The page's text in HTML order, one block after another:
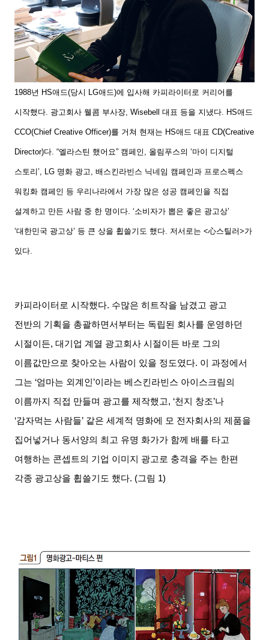
1988년 HS애드(당시 LG애드)에 입사해 카피라이터로 커리어를
시작했다. 광고회사 웰콤 부사장, Wisebell 대표 등을 지냈다. HS애드
CCO(Chief Creative Officer)를 거쳐 현재는 HS애드 대표 CD(Creative
Director)다. “엘라스틴 했어요” 캠페인, 올림푸스의 ‘마이 디지털
스토리’, LG 명화 광고, 배스킨라빈스 닉네임 캠페인과 프로스펙스
워킹화 캠페인 등 우리나라에서 가장 많은 성공 캠페인을 직접
설계하고 만든 사람 중 한 명이다. ‘소비자가 뽑은 좋은 광고상’
‘대한민국 광고상’ 등 큰 상을 휩쓸기도 했다. 저서로는 <心스틸러>가
있다.
카피라이터로 시작했다. 수많은 히트작을 남겼고 광고
전반의 기획을 총괄하면서부터는 독립된 회사를 운영하던
시절이든, 대기업 계열 광고회사 시절이든 바로 그의
이름값만으로 찾아오는 사람이 있을 정도였다. 이 과정에서
그는 ‘엄마는 외계인’이라는 베스킨라빈스 아이스크림의
이름까지 직접 만들며 광고를 제작했고, ‘천지 창조’나
‘감자먹는 사람들’ 같은 세계적 명화에 모 전자회사의 제품을
집어넣거나 동서양의 최고 유명 화가가 함께 배를 타고
여행하는 콘셉트의 기업 이미지 광고로 충격을 주는 한편
각종 광고상을 휩쓸기도 했다. (그림 1)